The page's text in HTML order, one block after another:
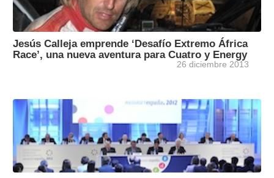
Jesús Calleja emprende ‘Desafío Extremo África
Race’, una nueva aventura para Cuatro y Energy
26 diciembre 2013